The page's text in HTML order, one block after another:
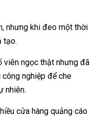
nhưng khi đeo một thời
tạo.
viên ngọc thật nhưng đã
nghiệp để che
nhiên.
cửa hàng quảng cáo